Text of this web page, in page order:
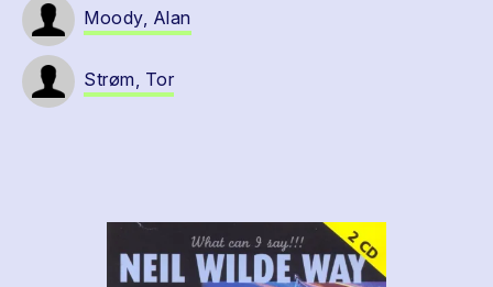
Moody, Alan
Strøm, Tor